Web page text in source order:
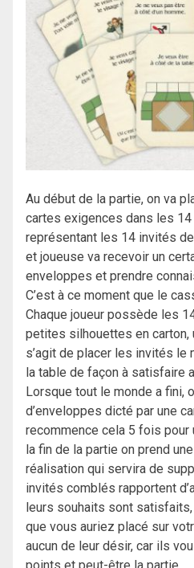
Au début de la partie, on va
cartes exigences dans les
représentant les 14 invités
et joueuse va recevoir un
enveloppes et prendre
C’est à ce moment que le
Chaque joueur possède les
petites silhouettes en carton,
s’agit de placer les invités le
la table de façon à satisfaire
Lorsque tout le monde a fini,
d’enveloppes dicté par une
recommence cela 5 fois pour
la fin de la partie on prend
réalisation qui servira de
invités comblés rapportent
leurs souhaits sont
que vous auriez placé sur
aucun de leur désir, car ils